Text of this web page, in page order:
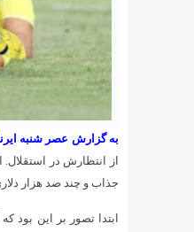
به گزارش عصر شنبه
از انتظارش در استقلال.
جذاب و چند صد هزار
ابتدا تصور بر این بود